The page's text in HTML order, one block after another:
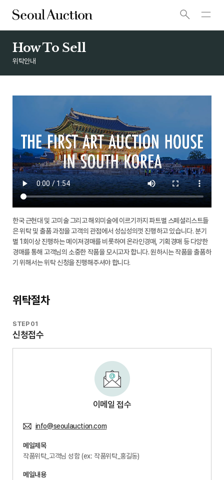
How To Sell
위탁안내
한국 근현대 및 고미술 그리고 해외미술에 이르기까지 파트별 스페셜리스트들
은 위탁 및 출품 과정을 고객의 관점에서 성심성의껏 진행하고 있습니다.분기
별 1회이상 진행하는 메이져경매를 비롯하여 온라인경매, 기획경매 등 다양한
경매를 통해 고객님의 소중한 작품을 모시고자 합니다.원하시는 작품을 출품하
기 위해서는 위탁 신청을 진행해주셔야 합니다.
위탁절차
STEP 01
신청접수
이메일 접수
info@seoulauction.com
메일제목
작품위탁_고객님 성함 (ex: 작품위탁_홍길동)
메일내용